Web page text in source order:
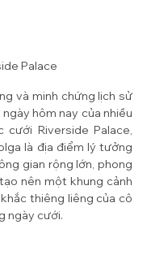
Palace
và minh chứng lịch sử
hôm nay của nhiều
Riverside Palace,
là địa điểm lý tưởng
gian rộng lớn, phong
nên một khung cảnh
thiêng liêng của cô
ngày cưới.